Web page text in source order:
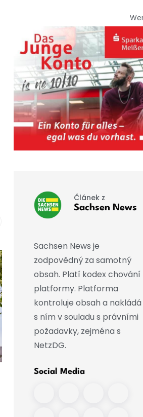
Simson jako vzor:
Článek z
Sachsen News
Sachsen News je
zodpovědný za samotný
obsah. Platí kodex chování
platformy. Platforma
kontroluje obsah a nakládá
s ním v souladu s právními
požadavky, zejména s
NetzDG.
Social Media